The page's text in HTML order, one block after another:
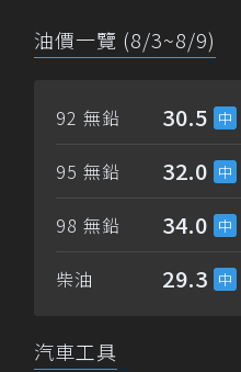
油價一覽 (8/3~8/9)
92 無鉛 30.5
95 無鉛 32.0
98 無鉛 34.0
柴油 29.3
汽車工具